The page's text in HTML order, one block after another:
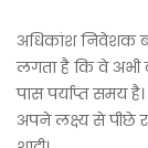
अधिकांश निवेशक
लगता है कि वे
पास पर्याप्त समय
अपने लक्ष्य से पीछे